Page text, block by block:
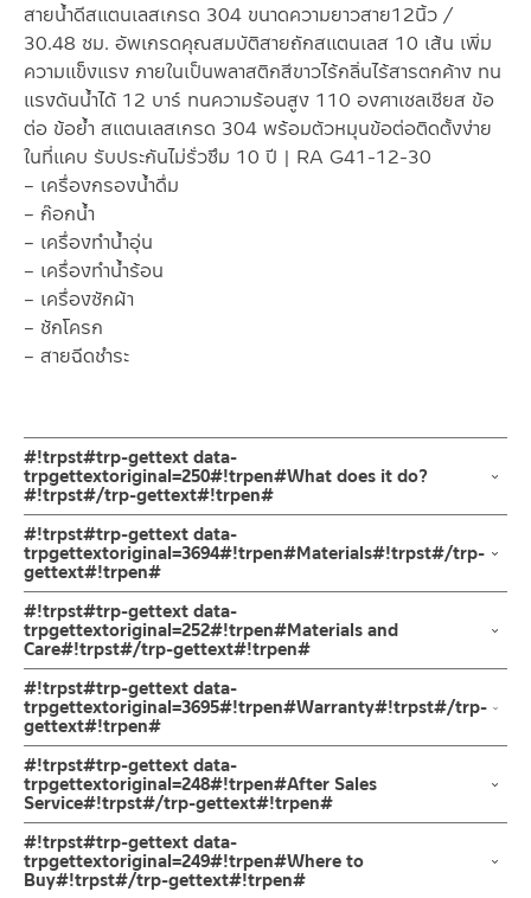
สายน้ำดีสแตนเลสเกรด 304 ขนาดความยาวสาย12นิ้ว /
30.48 ซม. อัพเกรดคุณสมบัติสายถักสแตนเลส 10 เส้น เพิ่ม
ความแข็งแรง ภายในเป็นพลาสติกสีขาวไร้กลิ่นไร้สารตกค้าง ทน
แรงดันน้ำได้ 12 บาร์ ทนความร้อนสูง 110 องศาเซลเซียส ข้อ
ต่อ ข้อย้ำ สแตนเลสเกรด 304 พร้อมตัวหมุนข้อต่อติดตั้งง่าย
ในที่แคบ รับประกันไม่รั่วซึม 10 ปี | RA G41-12-30
– เครื่องกรองน้ำดื่ม
– ก๊อกน้ำ
– เครื่องทำน้ำอุ่น
– เครื่องทำน้ำร้อน
– เครื่องซักผ้า
– ชักโครก
– สายฉีดชำระ
#!trpst#trp-gettext data-
trpgettextoriginal=250#!trpen#What does it do?
#!trpst#/trp-gettext#!trpen#
สายน้ำดีสแตนเลสเกรด 304 อัพเกรดคุณสมบัติสายถักสแตนเลสเป็น
10 เส้น เพิ่มความแข็งแรง ทนแรงดันน้ำได้ 12 บาร์
ทนความร้อนสูง 110 องศาเซลเซียส ขนาดความยาวสาย 12นิ้ว /
30.48 ซม. ภายในเป็นพลาสติกสีขาวไร้กลิ่น
สามารถใช้กับเครื่องกรองน้ำดื่มได้อย่างปลอดภัย ไร้สารตกค้าง ข้อ
ต่อ ข้อย้ำสแตนเลสเกรด 304
พร้อมตัวหมุนข้อต่อติดตั้งง่ายในที่แคบ รับประกันไม่รั่วซึม 10 ปี | RA
G41-12-30
สายน้ำดี ใช้ต่อจากวาล์วเปิด-ปิดน้ำ ไปยังอุปกรณ์ต่างๆ เช่นเครื่อง
สุขภัณฑ์ ก๊อกอ่างล้างหน้า ก๊อกซิ้งค์ล้างจาน
เครื่องทำน้ำร้อน เครื่องทำน้ำอุ่น เครื่องซักผ้า ทนความร้อน ได้ถึง 110
องศา ทนแรงดันน้ำสูง ถึง 12 บาร์ รับประกันสายไม่รั่ว 10 ปี
#!trpst#trp-gettext data-
trpgettextoriginal=3694#!trpen#Materials#!trpst#/trp-
gettext#!trpen#
สแตนเลสเกรด 304
#!trpst#trp-gettext data-
trpgettextoriginal=252#!trpen#Materials and
Care#!trpst#/trp-gettext#!trpen#
คำแนะนำในการดูแลรักษาผลิตภัณฑ์
1. ไม่ทำสินค้าให้เกิดความเสียหายอื่น ๆ นอกจากการใช้งานปกติ เช่นไม่
ทำตก ไม่งัดหรือโยกสินค้าแรงๆ
2. ทำความสะอาดสินค้าโดยการใช้ผ้านุ่มๆชุบน้ำหมาดๆแล้วเช็ดให้แห้ง
3. ห้ามใช้สารเคมีที่มีฤทธิ์เป็นกรด ในการทำความสะอาด เนื่องจากผิว
ของสินค้าจะเสียหายได้
4. ห้ามใช้แปรง วัสดุแข็ง หยาบ ห้ามใช้ฝอยขัดทำความสะอาด ขัดหรือถู
บนตัวสินค้า ซึ่งจะสร้างความเสียหายให้เกิดขึ้นกับผิวของสินค้าได้
#!trpst#trp-gettext data-
trpgettextoriginal=3695#!trpen#Warranty#!trpst#/trp-
gettext#!trpen#
รับประกันสายไม่รั่ว 10 ปี
#!trpst#trp-gettext data-
trpgettextoriginal=248#!trpen#After Sales
Service#!trpst#/trp-gettext#!trpen#
ช่องทางออนไลน์
– Email: contact@charnpaiboon.com
– LINE: @Rasland
#!trpst#trp-gettext data-
trpgettextoriginal=249#!trpen#Where to
Buy#!trpst#/trp-gettext#!trpen#